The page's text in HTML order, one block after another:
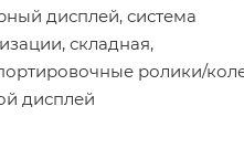
дисплей, система
складная,
ролики/
дисплей